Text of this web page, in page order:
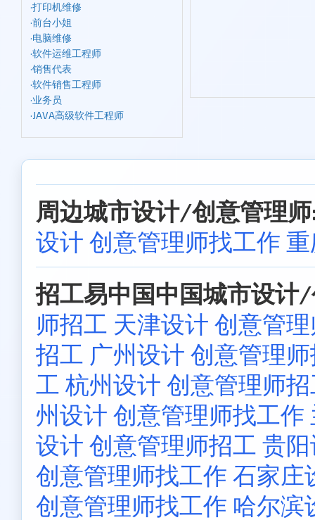
·打印机维修
·前台小姐
·电脑维修
·软件运维工程师
·销售代表
·软件销售工程师
·业务员
·JAVA高级软件工程师
周边城市设计/创意管理
设计 创意管理师找工作
招工易中国中国城市设计
师招工 天津设计 创意管
招工 广州设计 创意管理
工 杭州设计 创意管理师
州设计 创意管理师找工作
设计 创意管理师招工 贵
创意管理师找工作 石家庄
创意管理师找工作 哈尔滨